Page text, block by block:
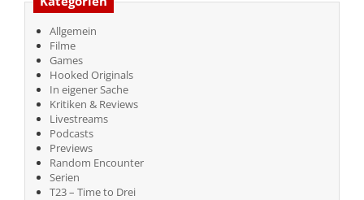
Allgemein
Filme
Games
Hooked Originals
In eigener Sache
Kritiken & Reviews
Livestreams
Podcasts
Previews
Random Encounter
Serien
T23 – Time to Drei